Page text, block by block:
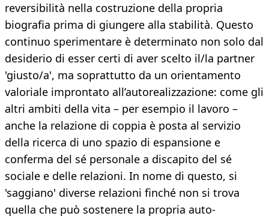
reversibilità nella costruzione della propria
biografia prima di giungere alla stabilità. Questo
continuo sperimentare è determinato non solo dal
desiderio di esser certi di aver scelto il/la partner
'giusto/a', ma soprattutto da un orientamento
valoriale improntato all’autorealizzazione: come gli
altri ambiti della vita – per esempio il lavoro –
anche la relazione di coppia è posta al servizio
della ricerca di uno spazio di espansione e
conferma del sé personale a discapito del sé
sociale e delle relazioni. In nome di questo, si
'saggiano' diverse relazioni finché non si trova
quella che può sostenere la propria auto-